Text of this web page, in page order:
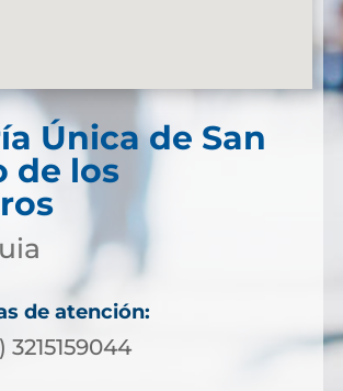
Única de San
de los
de atención:
3215159044